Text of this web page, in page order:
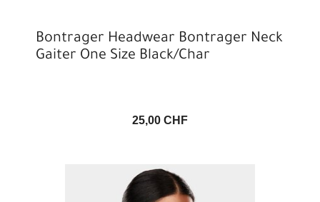
Bontrager Headwear Bontrager Neck
Gaiter One Size Black/Char
25,00 CHF